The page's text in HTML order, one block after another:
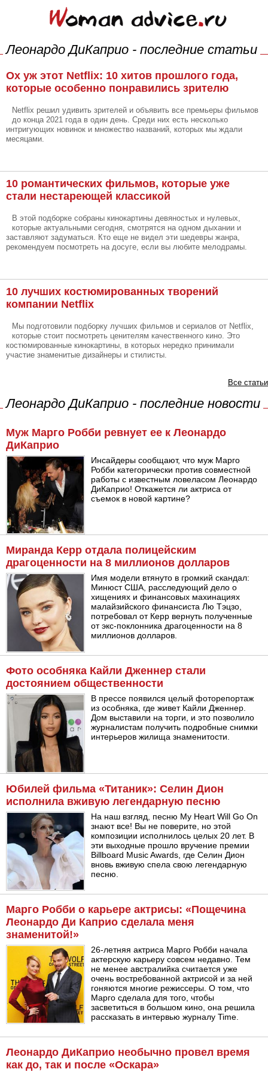
Леонардо ДиКаприо - последние статьи
Ох уж этот Netflix: 10 хитов прошлого года,
которые особенно понравились зрителю
Netflix решил удивить зрителей и объявить все премьеры фильмов
до конца 2021 года в один день. Среди них есть несколько
интригующих новинок и множество названий, которых мы ждали
месяцами.
10 романтических фильмов, которые уже
стали нестареющей классикой
В этой подборке собраны кинокартины девяностых и нулевых,
которые актуальными сегодня, смотрятся на одном дыхании и
заставляют задуматься. Кто еще не видел эти шедевры жанра,
рекомендуем посмотреть на досуге, если вы любите мелодрамы.
10 лучших костюмированных творений
компании Netflix
Мы подготовили подборку лучших фильмов и сериалов от Netflix,
которые стоит посмотреть ценителям качественного кино. Это
костюмированные кинокартины, в которых нередко принимали
участие знаменитые дизайнеры и стилисты.
Все статьи
Леонардо ДиКаприо - последние новости
Муж Марго Робби ревнует ее к Леонардо
ДиКаприо
Инсайдеры сообщают, что муж Марго
Робби категорически против совместной
работы с известным ловеласом Леонардо
ДиКаприо! Откажется ли актриса от
съемок в новой картине?
Миранда Керр отдала полицейским
драгоценности на 8 миллионов долларов
Имя модели втянуто в громкий скандал:
Минюст США, расследующий дело о
хищениях и финансовых махинациях
малайзийского финансиста Лю Тэцзо,
потребовал от Керр вернуть полученные
от экс-поклонника драгоценности на 8
миллионов долларов.
Фото особняка Кайли Дженнер стали
достоянием общественности
В прессе появился целый фоторепортаж
из особняка, где живет Кайли Дженнер.
Дом выставили на торги, и это позволило
журналистам получить подробные снимки
интерьеров жилища знаменитости.
Юбилей фильма «Титаник»: Селин Дион
исполнила вживую легендарную песню
На наш взгляд, песню My Heart Will Go On
знают все! Вы не поверите, но этой
композиции исполнилось целых 20 лет. В
эти выходные прошло вручение премии
Billboard Music Awards, где Селин Дион
вновь вживую спела свою легендарную
песню.
Марго Робби о карьере актрисы: «Пощечина
Леонардо Ди Каприо сделала меня
знаменитой!»
26-летняя актриса Марго Робби начала
актерскую карьеру совсем недавно. Тем
не менее австралийка считается уже
очень востребованной актрисой и за ней
гоняются многие режиссеры. О том, что
Марго сделала для того, чтобы
засветиться в большом кино, она решила
рассказать в интервью журналу Time.
Леонардо ДиКаприо необычно провел время
как до, так и после «Оскара»